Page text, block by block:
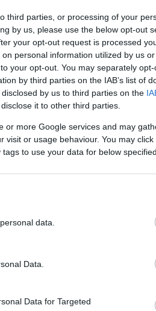
third parties, or processing of your
by us, please use the below opt-out
your opt-out request is processed
personal information utilized by us
your opt-out. You may separately
by third parties on the IAB’s list of
by us to third parties on the
it to other third parties.
or more Google services and may
visit or usage behaviour. You may
to use your data for below
data.
Data.
Data for Targeted
kerestek a
elején. Az ország
segítségével
képviselői
részletét.
és romantikus